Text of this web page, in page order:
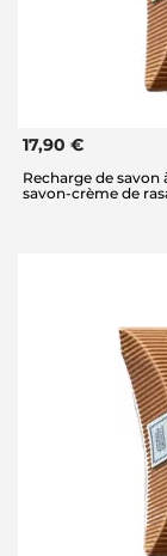
17,90 €
Recharge de savon
savon-crème de